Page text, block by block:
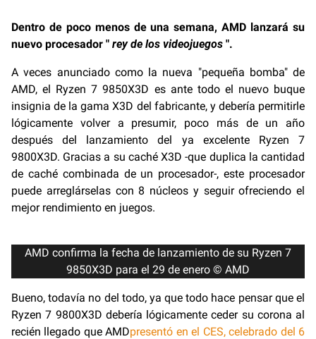
Dentro de poco menos de una semana, AMD lanzará su
nuevo procesador " rey de los videojuegos ".
A veces anunciado como la nueva "pequeña bomba" de
AMD, el Ryzen 7 9850X3D es ante todo el nuevo buque
insignia de la gama X3D del fabricante, y debería permitirle
lógicamente volver a presumir, poco más de un año
después del lanzamiento del ya excelente Ryzen 7
9800X3D. Gracias a su caché X3D -que duplica la cantidad
de caché combinada de un procesador-, este procesador
puede arreglárselas con 8 núcleos y seguir ofreciendo el
mejor rendimiento en juegos.
AMD confirma la fecha de lanzamiento de su Ryzen 7
9850X3D para el 29 de enero © AMD
Bueno, todavía no del todo, ya que todo hace pensar que el
Ryzen 7 9800X3D debería lógicamente ceder su corona al
recién llegado que AMDpresentó en el CES, celebrado del 6